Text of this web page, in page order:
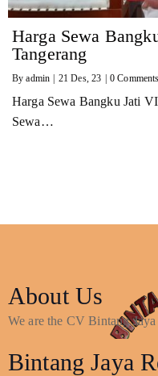
Harga Sewa
Tangerang
Byadmin | 21 Des, 23 | 0 Comments
Harga Sewa Bangku Jati
Sewa…
About Us
We are the CV Bintang
Bintang Jaya